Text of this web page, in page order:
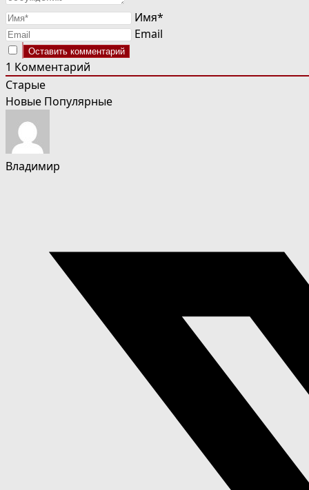
Имя*
Email
1 Комментарий
Старые
Новые Популярные
Владимир